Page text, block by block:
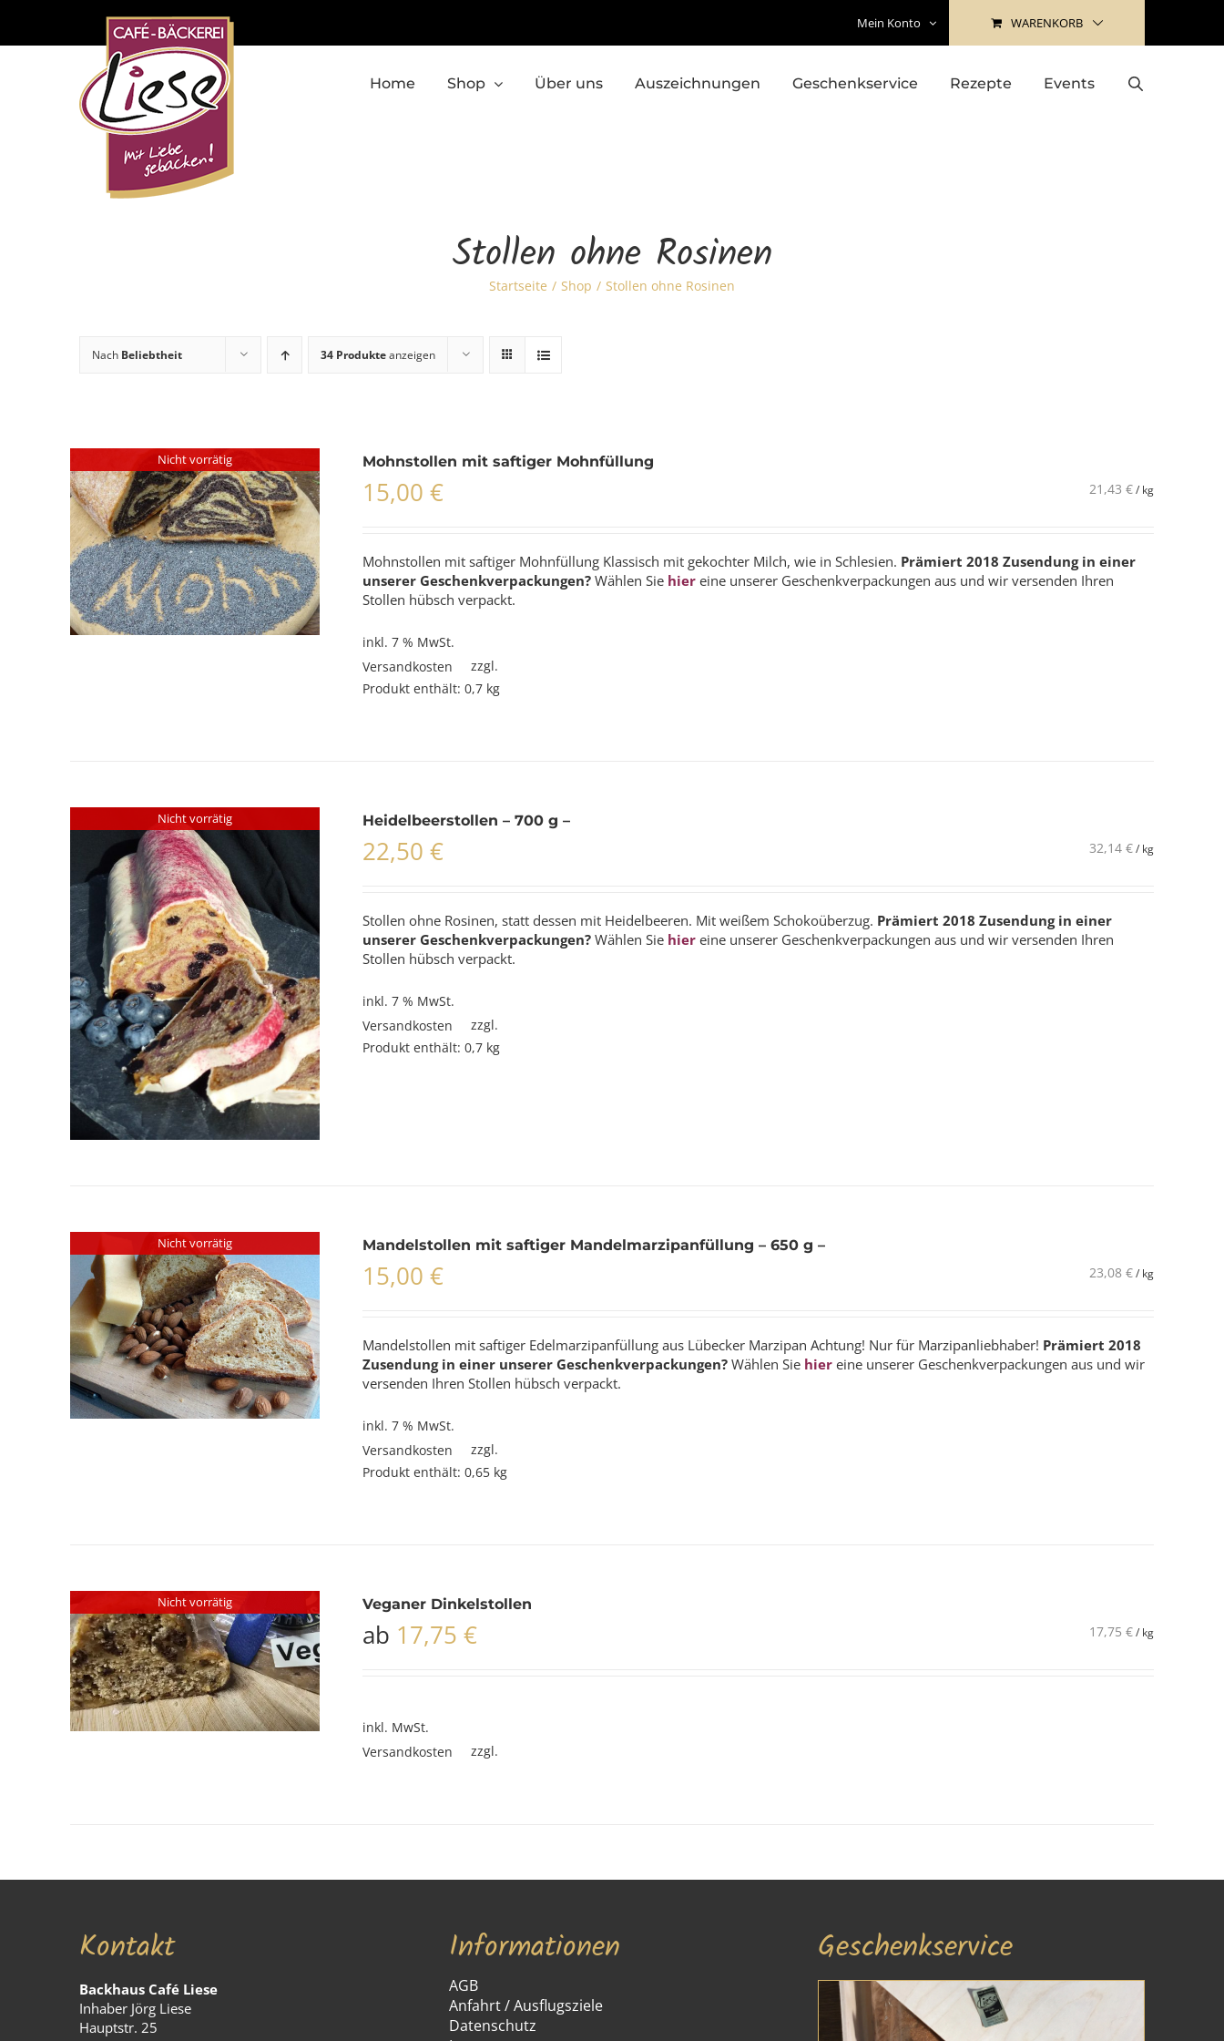
content
Mein Konto WARENKORB
Home Shop Über uns Auszeichnungen Geschenkservice Rezepte Events
Stollen ohne Rosinen
Startseite Shop Stollen ohne Rosinen
Nach Beliebtheit 34 Produkteanzeigen
Nicht vorrätig Mohnstollen mit saftiger Mohnfüllung
15,00€ 21,43 €/ kg
Mohnstollen mit saftiger Mohnfüllung Klassisch mit gekochter Milch, wie in Schlesien. Prämiert 2018 Zusendung in einer
unserer Geschenkverpackungen? Wählen Sie hier eine unserer Geschenkverpackungen aus und wir versenden Ihren
Stollen hübsch verpackt.
inkl. 7 % MwSt.
zzgl.
Versandkosten
Produkt enthält: 0,7 kg
Nicht vorrätig Heidelbeerstollen – 700 g –
22,50€ 32,14 €/ kg
Stollen ohne Rosinen, statt dessen mit Heidelbeeren. Mit weißem Schokoüberzug. Prämiert 2018 Zusendung in einer
unserer Geschenkverpackungen? Wählen Sie hier eine unserer Geschenkverpackungen aus und wir versenden Ihren
Stollen hübsch verpackt.
inkl. 7 % MwSt.
zzgl.
Versandkosten
Produkt enthält: 0,7 kg
Nicht vorrätig Mandelstollen mit saftiger Mandelmarzipanfüllung – 650 g –
15,00€ 23,08 €/ kg
Mandelstollen mit saftiger Edelmarzipanfüllung aus Lübecker Marzipan Achtung! Nur für Marzipanliebhaber! Prämiert 2018
Zusendung in einer unserer Geschenkverpackungen? Wählen Sie hier eine unserer Geschenkverpackungen aus und wir
versenden Ihren Stollen hübsch verpackt.
inkl. 7 % MwSt.
zzgl.
Versandkosten
Produkt enthält: 0,65 kg
Nicht vorrätig Veganer Dinkelstollen
ab 17,75€ 17,75 €/ kg
inkl. MwSt.
zzgl.
Versandkosten
Kontakt
Backhaus Café Liese
Inhaber Jörg Liese
Hauptstr. 25
Informationen
AGB
Anfahrt / Ausflugsziele
Datenschutz
Geschenkservice